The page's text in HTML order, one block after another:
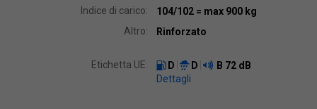
Indice di carico:
104/102 = max 900 kg
Altro:
Rinforzato
Etichetta UE: D D B 72 dB
Dettagli